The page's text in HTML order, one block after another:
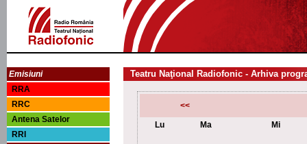
Emisiuni
RRA
RRC
Antena Satelor
RRI
Teatru Naţional Radiofonic - Arhiva
<<
Lu
Ma Mi